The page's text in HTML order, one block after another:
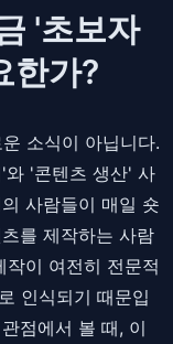
'초보자
한가?
소식이 아닙니다.
와 '콘텐츠 생산' 사
사람들이 매일 숏
를 제작하는 사람
이 여전히 전문적
인식되기 때문입
점에서 볼 때, 이